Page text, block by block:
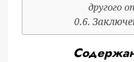
другого